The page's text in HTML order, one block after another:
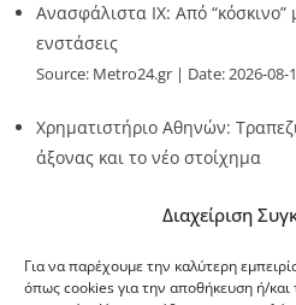
Διαχείριση
Για να παρέχουμε την καλύτερη
όπως cookies για την αποθήκευση ή/
Ανασφάλιστα ΙΧ: Από
ενστάσεις
Source: Metro24.gr Date: 2026-08-
Χρηματιστήριο Αθηνών:
άξονας και το νέο στοίχημα